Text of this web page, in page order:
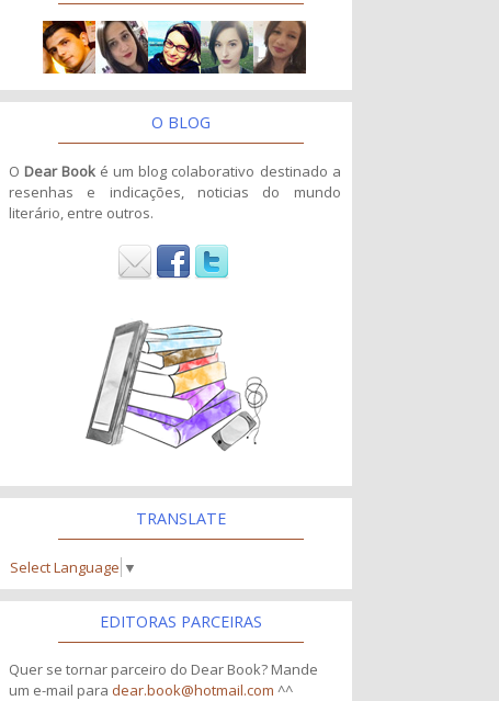
O BLOG
O Dear Book é um blog colaborativo destinado a
resenhas e indicações, noticias do mundo
literário, entre outros.
TRANSLATE
Select Language ▼
EDITORAS PARCEIRAS
Quer se tornar parceiro do Dear Book? Mande
um e-mail para dear.book@hotmail.com ^^